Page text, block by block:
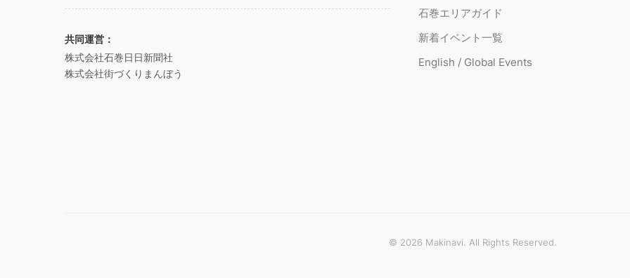
共同運営：
株式会社石巻日日新聞社
株式会社街づくりまんぼう
石巻エリアガイド
新着イベント一覧
English / Global Events
© 2026 Makinavi. All Rights Reserved.